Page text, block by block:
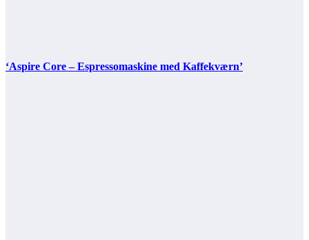
‘Aspire Core – Espressomaskine med Kaffekværn’